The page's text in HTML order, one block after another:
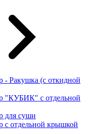
- Ракушка (с откидной
"КУБИК" с отдельной
для суши
с отдельной крышкой